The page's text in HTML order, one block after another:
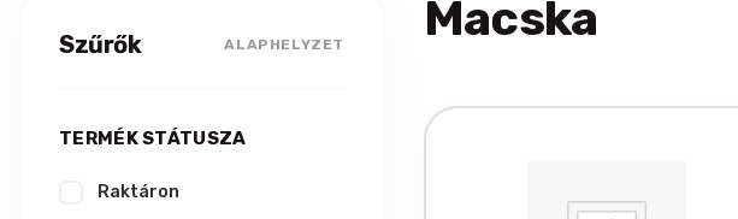
Szűrők ALAPHELYZET
TERMÉK STÁTUSZA
Raktáron
Macska